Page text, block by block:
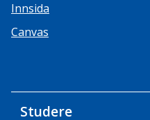
Innsida
Canvas
Studere